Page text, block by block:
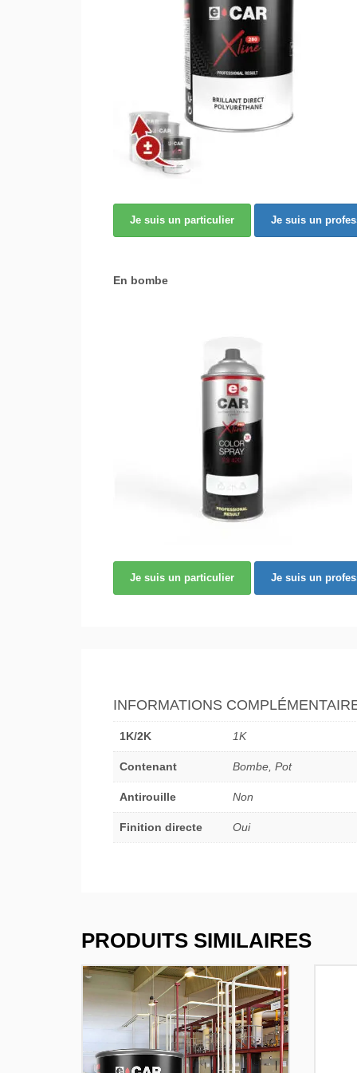
Je suis un particulier Je suis un
En bombe
Je suis un particulier Je suis un
INFORMATIONS
1K/2K 1K
Contenant Bombe, Pot
Antirouille Non
Finition directe Oui
PRODUITS SIMILAIRES